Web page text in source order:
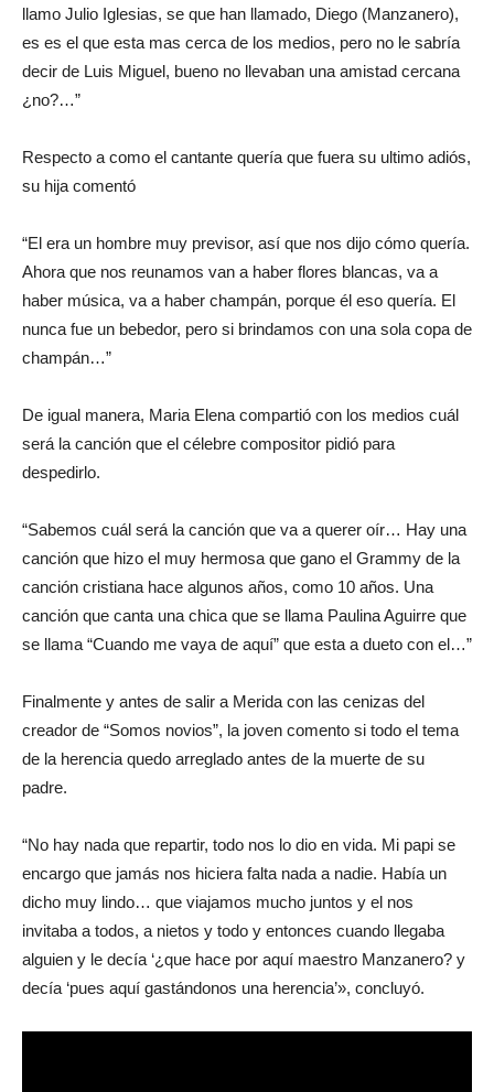
llamo Julio Iglesias, se que han llamado, Diego (Manzanero),
es es el que esta mas cerca de los medios, pero no le sabría
decir de Luis Miguel, bueno no llevaban una amistad cercana
¿no?…”
Respecto a como el cantante quería que fuera su ultimo adiós,
su hija comentó
“El era un hombre muy previsor, así que nos dijo cómo quería.
Ahora que nos reunamos van a haber flores blancas, va a
haber música, va a haber champán, porque él eso quería. El
nunca fue un bebedor, pero si brindamos con una sola copa de
champán…”
De igual manera, Maria Elena compartió con los medios cuál
será la canción que el célebre compositor pidió para
despedirlo.
“Sabemos cuál será la canción que va a querer oír… Hay una
canción que hizo el muy hermosa que gano el Grammy de la
canción cristiana hace algunos años, como 10 años. Una
canción que canta una chica que se llama Paulina Aguirre que
se llama “Cuando me vaya de aquí” que esta a dueto con el…”
Finalmente y antes de salir a Merida con las cenizas del
creador de “Somos novios”, la joven comento si todo el tema
de la herencia quedo arreglado antes de la muerte de su
padre.
“No hay nada que repartir, todo nos lo dio en vida. Mi papi se
encargo que jamás nos hiciera falta nada a nadie. Había un
dicho muy lindo… que viajamos mucho juntos y el nos
invitaba a todos, a nietos y todo y entonces cuando llegaba
alguien y le decía ‘¿que hace por aquí maestro Manzanero? y
decía ‘pues aquí gastándonos una herencia’», concluyó.